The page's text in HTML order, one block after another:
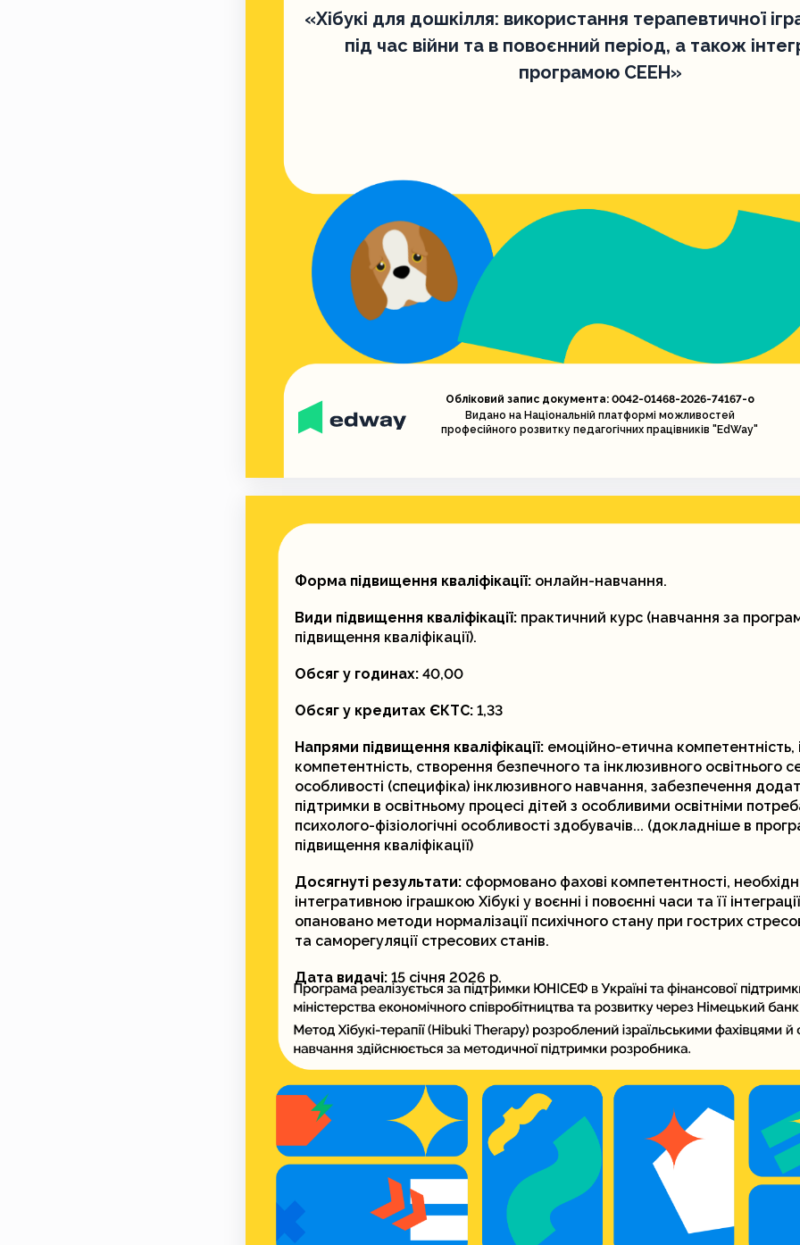
«Хібукі для дошкілля: використання терапевтичної
під час війни та в повоєнний період, а також
програмою СЕЕН»
Обліковий запис документа: 0042-01468-2026-74167-o
Видано на Національній платформі можливостей
професійного розвитку педагогічних працівників "EdWay"
Форма підвищення кваліфікації: онлайн-навчання.
Види підвищення кваліфікації: практичний курс (навчання за
підвищення кваліфікації).
Обсяг у годинах: 40,00
Обсяг у кредитах ЄКТС: 1,33
Напрями підвищення кваліфікації: емоційно-етична компетентність,
компетентність, створення безпечного та інклюзивного освітнього
особливості (специфіка) інклюзивного навчання, забезпечення
підтримки в освітньому процесі дітей з особливими освітніми
психолого-фізіологічні особливості здобувачів... (докладніше в
підвищення кваліфікації)
Досягнуті результати: сформовано фахові компетентності,
інтегративною іграшкою Хібукі у воєнні і повоєнні часи та її
опановано методи нормалізації психічного стану при гострих
та саморегуляції стресових станів.
Дата видачі: 15 січня 2026 р.